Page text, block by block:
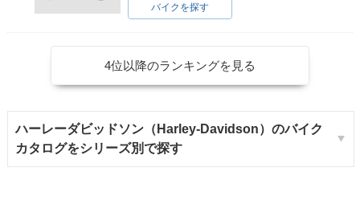
バイクを探す
4位以降のランキングを見る
ハーレーダビッドソン（Harley-Davidson）のバイク
カタログをシリーズ別で探す